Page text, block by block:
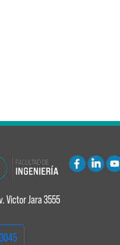
Victor Jara 3555